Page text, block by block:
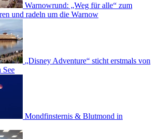
Warnowrund: „Weg für alle“ zum
und radeln um die Warnow
„Disney Adventure“ sticht erstmals von
See
Mondfinsternis & Blutmond in